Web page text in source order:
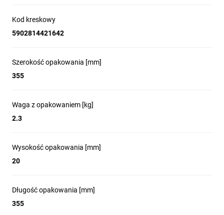
Kod kreskowy
5902814421642
Szerokość opakowania [mm]
355
Waga z opakowaniem [kg]
2.3
Wysokość opakowania [mm]
20
Długość opakowania [mm]
355